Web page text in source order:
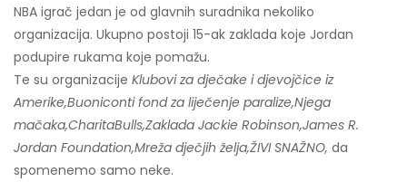
NBA igrač jedan je od glavnih suradnika nekoliko
organizacija. Ukupno postoji 15-ak zaklada koje Jordan
podupire rukama koje pomažu.
Te su organizacije Klubovi za dječake i djevojčice iz
Amerike,Buoniconti fond za liječenje paralize,Njega
mačaka,CharitaBulls,Zaklada Jackie Robinson,James R.
Jordan Foundation,Mreža dječjih želja,ŽIVI SNAŽNO, da
spomenemo samo neke.